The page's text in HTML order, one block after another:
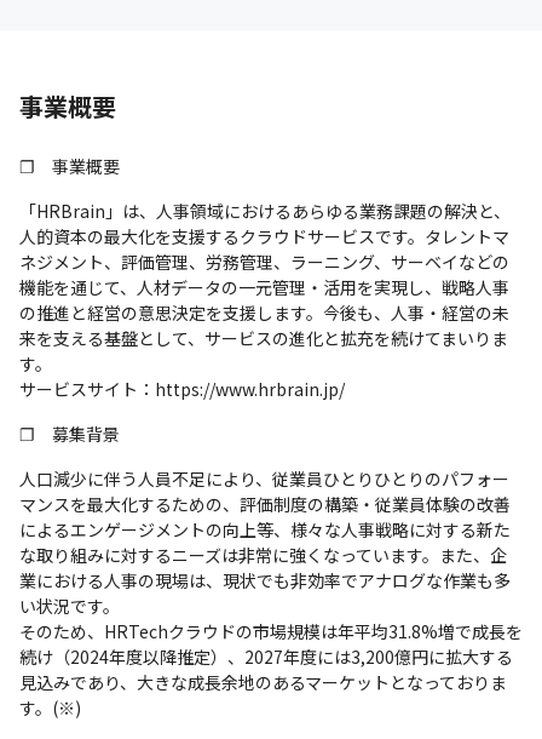
事業概要
❐　事業概要
「HRBrain」は、人事領域におけるあらゆる業務課題の解決と、
人的資本の最大化を支援するクラウドサービスです。タレントマ
ネジメント、評価管理、労務管理、ラーニング、サーベイなどの
機能を通じて、人材データの一元管理・活用を実現し、戦略人事
の推進と経営の意思決定を支援します。今後も、人事・経営の未
来を支える基盤として、サービスの進化と拡充を続けてまいりま
す。
サービスサイト：https://www.hrbrain.jp/
❐　募集背景
人口減少に伴う人員不足により、従業員ひとりひとりのパフォー
マンスを最大化するための、評価制度の構築・従業員体験の改善
によるエンゲージメントの向上等、様々な人事戦略に対する新た
な取り組みに対するニーズは非常に強くなっています。また、企
業における人事の現場は、現状でも非効率でアナログな作業も多
い状況です。
そのため、HRTechクラウドの市場規模は年平均31.8%増で成長を
続け（2024年度以降推定）、2027年度には3,200億円に拡大する
見込みであり、大きな成長余地のあるマーケットとなっておりま
す。(※)